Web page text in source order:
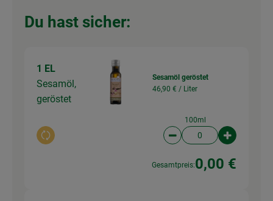
Du hast sicher:
1 EL
Sesamöl,
geröstet
Auswahl ändern
Sesamöl geröstet
46,90 € / Liter
100ml
Artikelanzahl
Gesamtpreis:0,00 €